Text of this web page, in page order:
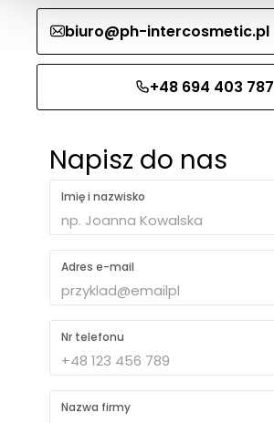
biuro@ph-intercosmetic.pl
+48 694 403 787
Napisz do nas
Imię i nazwisko
Adres e-mail
Nr telefonu
Nazwa firmy